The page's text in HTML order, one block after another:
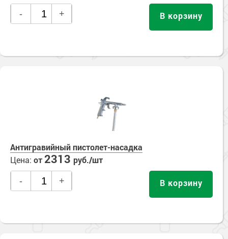
- + В корзину
Антигравийный пистолет-насадка
Цена: от2313 руб./шт
- + В корзину